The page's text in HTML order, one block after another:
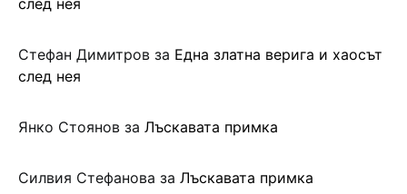
след нея
Стефан Димитров за Една златна верига и хаосът
след нея
Янко Стоянов за Лъскавата примка
Силвия Стефанова за Лъскавата примка